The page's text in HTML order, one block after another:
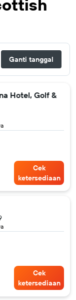
Ganti tanggal
Hotel, Golf &
Cek
ketersediaan
Cek
ketersediaan